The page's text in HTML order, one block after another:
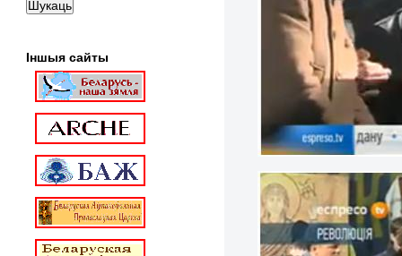
Іншыя сайты